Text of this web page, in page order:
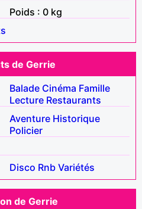
Poids : 0 kg
de Gerrie
Balade Cinéma Famille
Lecture Restaurants
Aventure Historique
Policier
Disco Rnb Variétés
de Gerrie